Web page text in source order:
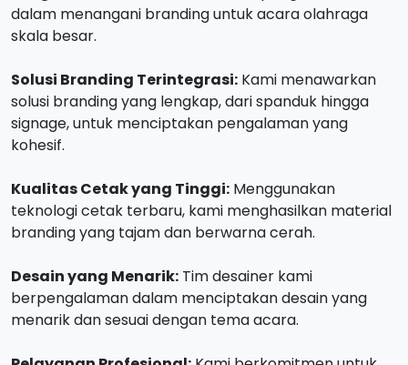
dalam menangani branding untuk acara olahraga
skala besar.
Solusi Branding Terintegrasi: Kami menawarkan
solusi branding yang lengkap, dari spanduk hingga
signage, untuk menciptakan pengalaman yang
kohesif.
Kualitas Cetak yang Tinggi: Menggunakan
teknologi cetak terbaru, kami menghasilkan material
branding yang tajam dan berwarna cerah.
Desain yang Menarik: Tim desainer kami
berpengalaman dalam menciptakan desain yang
menarik dan sesuai dengan tema acara.